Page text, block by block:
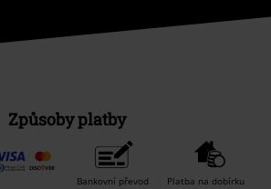
Způsoby platby
Bankovní převod Platba na dobírku